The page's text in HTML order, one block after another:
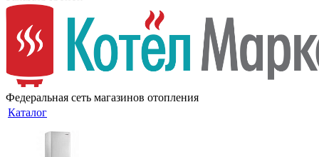
Федеральная сеть магазинов отопления
Каталог